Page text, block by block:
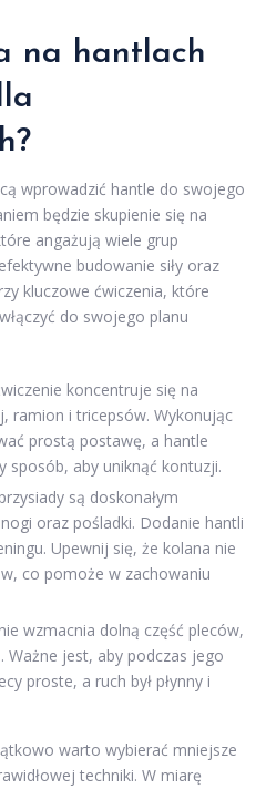
na hantlach
wprowadzić hantle do swojego
będzie skupienie się na
angażują wiele grup
budowanie siły oraz
kluczowe ćwiczenia, które
do swojego planu
koncentruje się na
ramion i tricepsów. Wykonując
prostą postawę, a hantle
sposób, aby uniknąć kontuzji.
są doskonałym
oraz pośladki. Dodanie hantli
Upewnij się, że kolana nie
co pomoże w zachowaniu
wzmacnia dolną część pleców,
Ważne jest, aby podczas jego
proste, a ruch był płynny i
warto wybierać mniejsze
techniki. W miarę